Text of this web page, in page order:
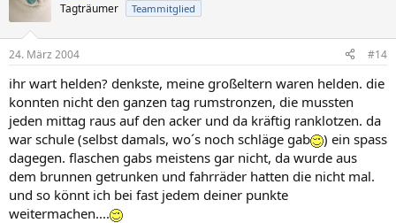
Tagträumer Teammitglied
24. März 2004 #14
ihr wart helden? denkste, meine großeltern waren helden. die
konnten nicht den ganzen tag rumstronzen, die mussten
jeden mittag raus auf den acker und da kräftig ranklotzen. da
war schule (selbst damals, wo´s noch schläge gab
) ein spass
dagegen. flaschen gabs meistens gar nicht, da wurde aus
dem brunnen getrunken und fahrräder hatten die nicht mal.
und so könnt ich bei fast jedem deiner punkte
weitermachen....